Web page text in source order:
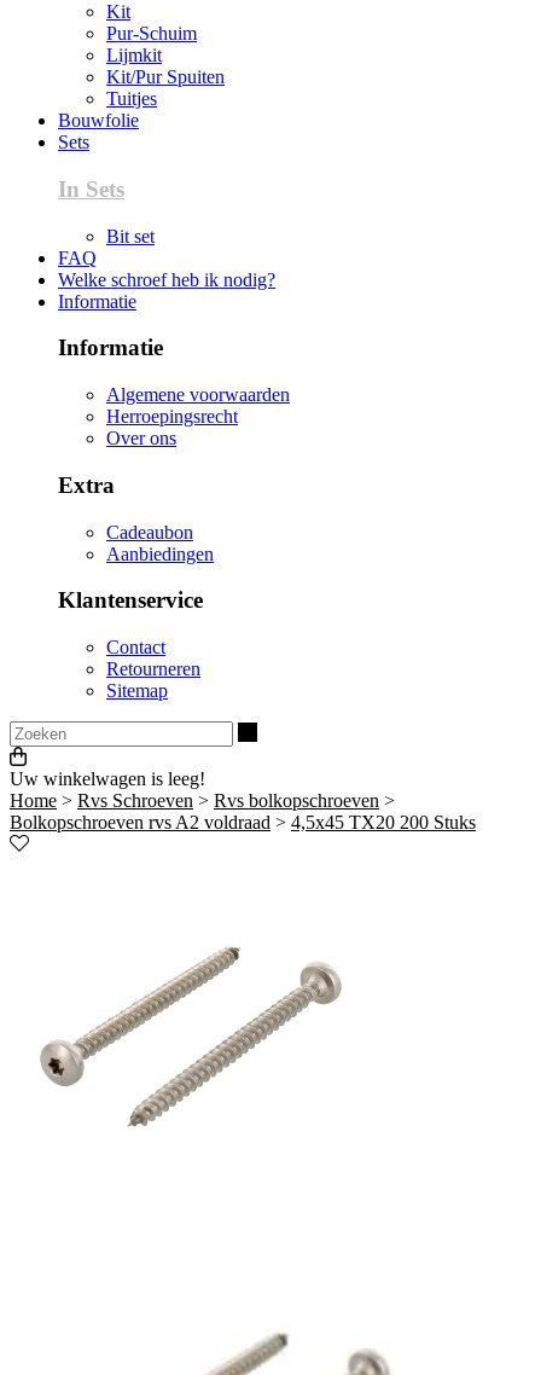
Kit
Pur-Schuim
Lijmkit
Kit/Pur Spuiten
Tuitjes
Bouwfolie
Sets
In Sets
Bit set
FAQ
Welke schroef heb ik nodig?
Informatie
Informatie
Algemene voorwaarden
Herroepingsrecht
Over ons
Extra
Cadeaubon
Aanbiedingen
Klantenservice
Contact
Retourneren
Sitemap
Uw winkelwagen is leeg!
Home > Rvs Schroeven > Rvs bolkopschroeven >
Bolkopschroeven rvs A2 voldraad > 4,5x45 TX20 200 Stuks